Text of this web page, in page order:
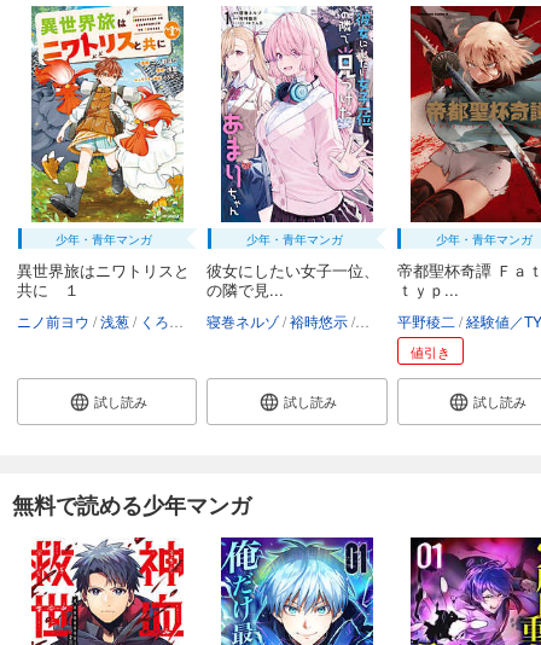
少年・青年マンガ
異世界旅はニワトリスと
共に １
ニノ前ヨウ 浅葱 くろでこ
試し読み
少年・青年マンガ
彼女にしたい女子一位、
の隣で見...
寝巻ネルゾ 裕時悠示 たん旦
試し読み
少年・青年マンガ
帝都聖杯奇譚 Ｆａ
ｔｙｐ...
平野稜二 経験値／TYPE-
値引き
試し読み
無料で読める少年マンガ